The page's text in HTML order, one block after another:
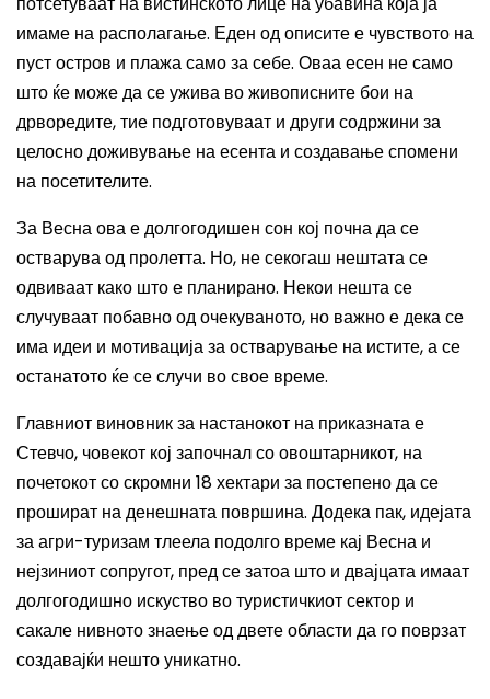
имаме на располагање. Еден од описите е чувството на
пуст остров и плажа само за себе. Оваа есен не само
што ќе може да се ужива во живописните бои на
дрворедите,тие подготовуваат и други содржини за
целосно доживување на есента и создавање спомени
на посетителите.
За Весна ова едолгогодишен сон кој почна да се
остваруваод пролетта. Но, не секогаш нештата се
одвиваат како штое планирано. Некои нешта се
случуваат побавно од очекуваното, но важно е дека се
има идеи и мотивација за остварување на истите,асе
останатото ќе се случи во свое време.
Главниот виновник за настанокот на приказната е
Стевчо, човекот кој започнал со овоштарникот, на
почетокот соскромни 18 хектари за постепено да се
прошират на денешната површина. Додека пак, идејата
за агри-туризам тлеела подолго време кај Весна и
нејзиниотсопругот, пред сезатоа што и двајцата имаат
долгогодишно искуство во туристичкиот сектор и
сакале нивнотознаење од двете области да го поврзат
создавајќи нешто уникатно.